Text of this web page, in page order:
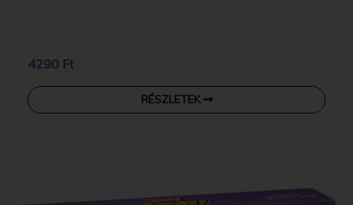
4290 Ft
RÉSZLETEK